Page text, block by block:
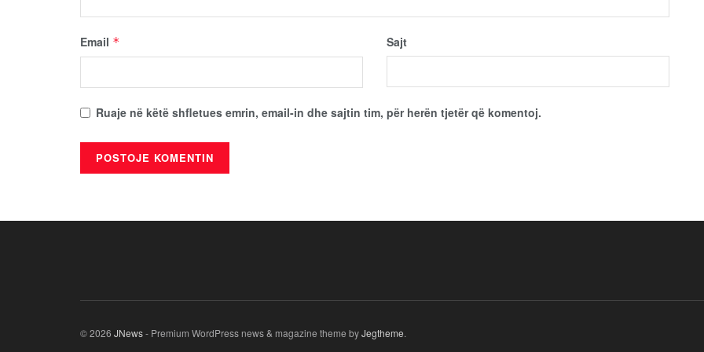
Email * Sajt
Ruaje në këtë shfletues emrin, email-in dhe sajtin tim, për herën tjetër që komentoj.
© 2026 JNews- Premium WordPress news & magazine theme byJegtheme.